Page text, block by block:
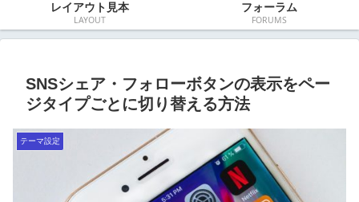
レイアウト見本
LAYOUT
フォーラム
FORUMS
SNSシェア・フォローボタンの表示をペー
ジタイプごとに切り替える方法
テーマ設定